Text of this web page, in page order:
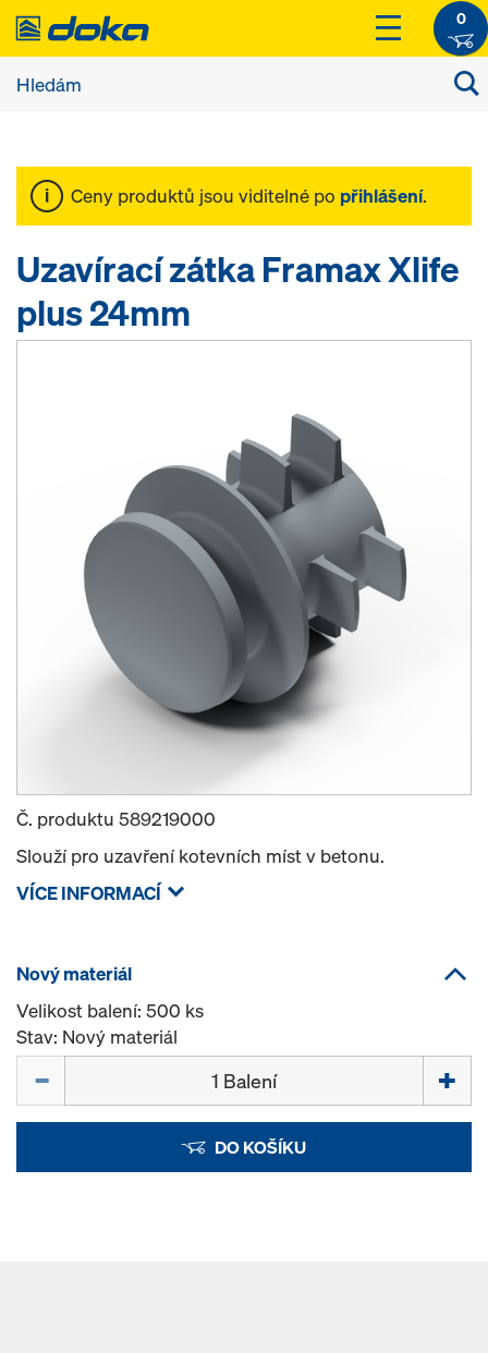
0
Ceny produktů jsou viditelné po přihlášení.
Uzavírací zátka Framax Xlife
plus 24mm
Č. produktu 589219000
Slouží pro uzavření kotevních míst v betonu.
VÍCE INFORMACÍ
Nový materiál
Velikost balení: 500 ks
Stav: Nový materiál
DO KOŠÍKU